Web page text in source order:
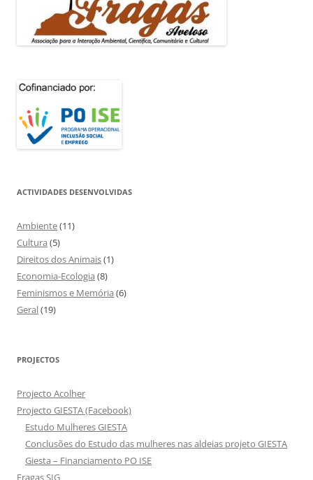
ACTIVIDADES DESENVOLVIDAS
Ambiente(11)
Cultura (5)
Direitos dos Animais(1)
Economia-Ecologia (8)
Feminismos e Memória (6)
Geral(19)
PROJECTOS
Projecto Acolher
Projecto GIESTA (Facebook)
Estudo Mulheres GIESTA
Conclusões do Estudo das mulheres nas aldeias projeto GIESTA
Giesta – Financiamento PO ISE
Fragas SIG